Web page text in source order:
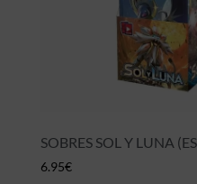
SOBRES SOL Y LUNA
6.95€